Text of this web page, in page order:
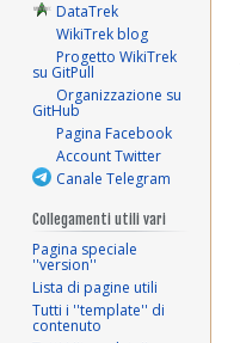
DataTrek
WikiTrek blog
Progetto WikiTrek
su GitPull
Organizzazione su
GitHub
Pagina Facebook
Account Twitter
Canale Telegram
Collegamenti utili vari
Pagina speciale
''version''
Lista di pagine utili
Tutti i ''template'' di
contenuto